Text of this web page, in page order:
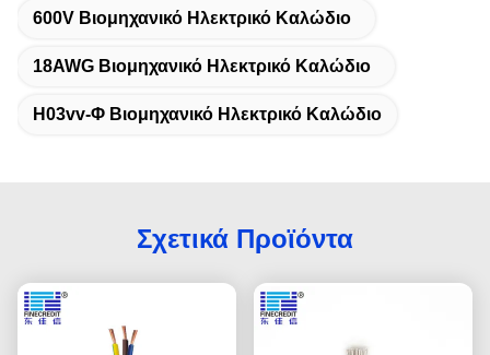
600V Βιομηχανικό Ηλεκτρικό Καλώδιο
18AWG Βιομηχανικό Ηλεκτρικό Καλώδιο
H03vv-Φ Βιομηχανικό Ηλεκτρικό Καλώδιο
Σχετικά Προϊόντα